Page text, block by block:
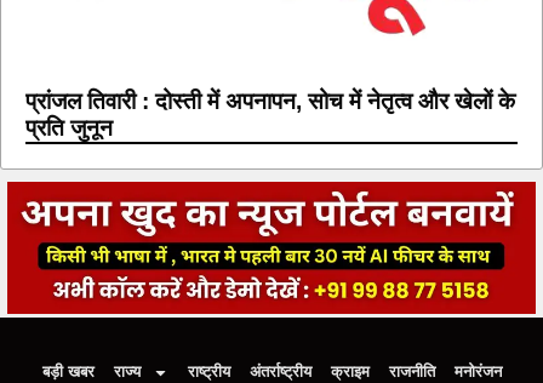
प्रांजल तिवारी : दोस्ती में अपनापन, सोच में नेतृत्व और खेलों के
प्रति जुनून
बड़ी खबर राज्य राष्ट्रीय अंतर्राष्ट्रीय क्राइम राजनीति मनोरंजन